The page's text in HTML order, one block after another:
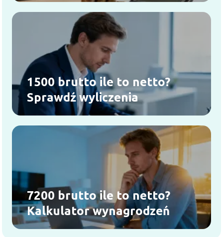
1500 brutto ile to netto?
Sprawdź wyliczenia
7200 brutto ile to netto?
Kalkulator wynagrodzeń